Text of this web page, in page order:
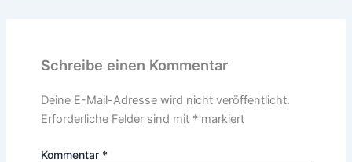
Schreibe einen Kommentar
Deine E-Mail-Adresse wird nicht veröffentlicht.
Erforderliche Felder sind mit *markiert
Kommentar *